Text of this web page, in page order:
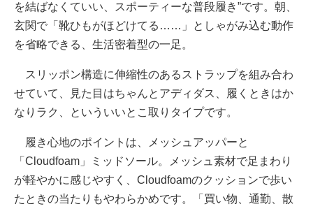
を結ばなくていい、スポーティーな普段履き”です。朝、
玄関で「靴ひもがほどけてる……」としゃがみ込む動作
を省略できる、生活密着型の一足。
スリッポン構造に伸縮性のあるストラップを組み合わ
せていて、見た目はちゃんとアディダス、履くときはか
なりラク、といういいとこ取りタイプです。
履き心地のポイントは、メッシュアッパーと
「Cloudfoam」ミッドソール。メッシュ素材で足まわり
が軽やかに感じやすく、Cloudfoamのクッションで歩い
たときの当たりもやわらかめです。「買い物、通勤、散